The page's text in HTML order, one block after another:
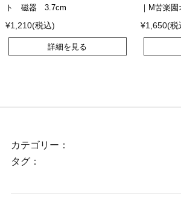
ト 磁器 3.7cm
¥1,210(税込)
詳細を見る
｜M苦楽園
¥1,650(税
カテゴリー：
タグ：